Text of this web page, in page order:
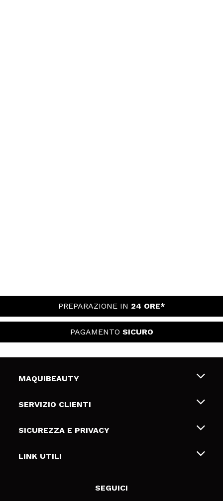
PREPARAZIONE IN 24 ORE*
PAGAMENTO SICURO
MAQUIBEAUTY
Chi siamo
Gift Cards
SERVIZIO CLIENTI
Spedizioni & Resi
Metodi di pagamamento
SICUREZZA E PRIVACY
Termini e condizioni
LINK UTILI
SEGUICI